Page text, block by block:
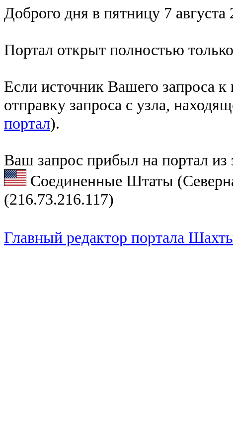
Доброго дня в пятницу 7 августа
Портал открыт полностью
Если источник Вашего запроса к
отправку запроса с узла,
портал).
Ваш запрос прибыл на портал из
Соединенные Штаты
(216.73.216.117)
Главный редактор портала